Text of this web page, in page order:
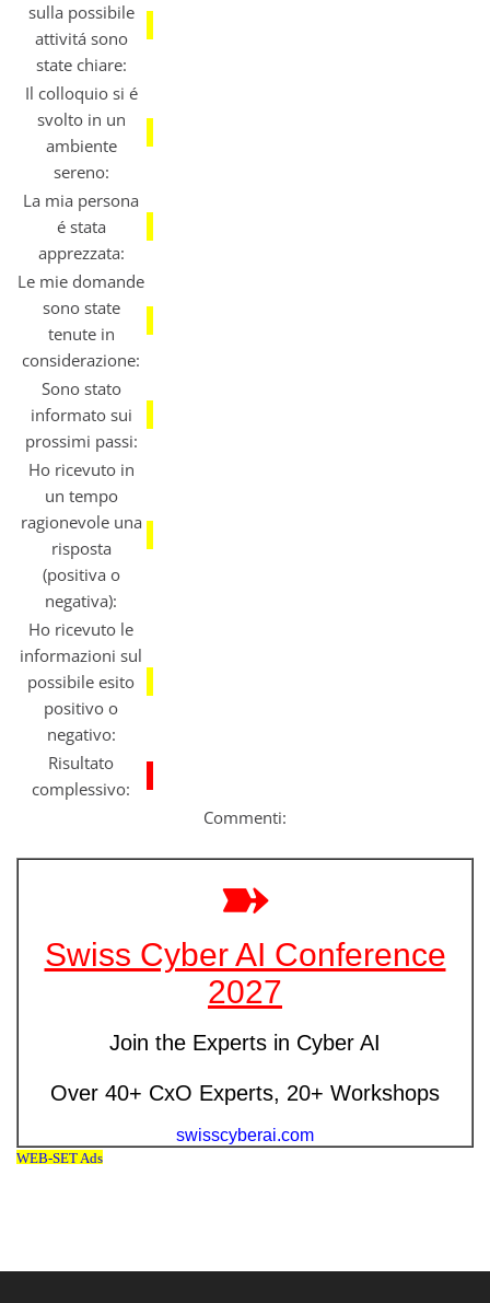
sulla possibile
attivitá sono
state chiare:
Il colloquio si é
svolto in un
ambiente
sereno:
La mia persona
é stata
apprezzata:
Le mie domande
sono state
tenute in
considerazione:
Sono stato
informato sui
prossimi passi:
Ho ricevuto in
un tempo
ragionevole una
risposta
(positiva o
negativa):
Ho ricevuto le
informazioni sul
possibile esito
positivo o
negativo:
Risultato
complessivo:
Commenti: